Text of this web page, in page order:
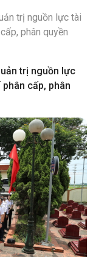
trị nguồn lực
cấp, phân